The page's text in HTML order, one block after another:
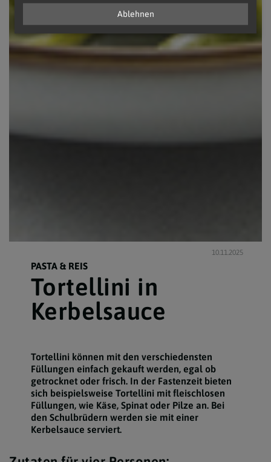
10.11.2025
PASTA & REIS
Tortellini in
Kerbelsauce
Tortellini können mit den verschiedensten
Füllungen einfach gekauft werden, egal ob
getrocknet oder frisch. In der Fastenzeit bieten
sich beispielsweise Tortellini mit fleischlosen
Füllungen, wie Käse, Spinat oder Pilze an. Bei
den Schulbrüdern werden sie mit einer
Kerbelsauce serviert.
Ablehnen